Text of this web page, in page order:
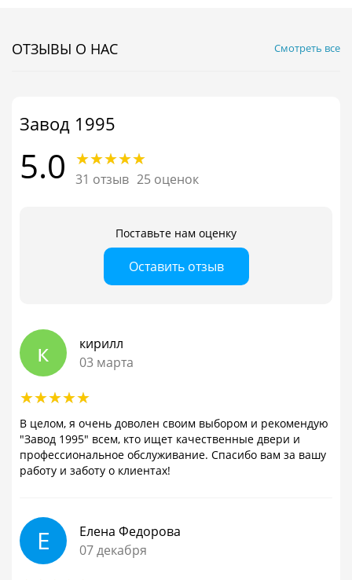
ОТЗЫВЫ О НАС Смотреть все
Завод 1995
5.0 31 отзыв 25 оценок
Поставьте нам оценку
Оставить отзыв
к
кирилл
03 марта
В целом, я очень доволен своим выбором и рекомендую
"Завод 1995" всем, кто ищет качественные двери и
профессиональное обслуживание. Спасибо вам за вашу
работу и заботу о клиентах!
Е
Елена Федорова
07 декабря